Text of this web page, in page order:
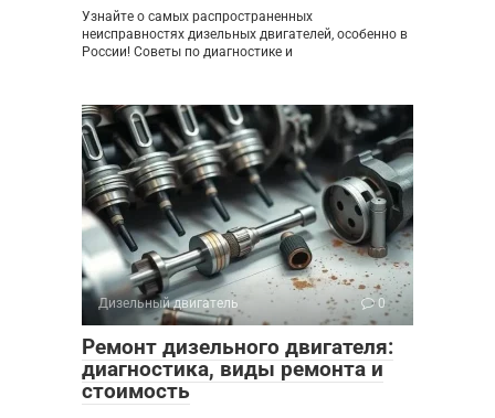
Узнайте о самых распространенных
неисправностях дизельных двигателей, особенно в
России! Советы по диагностике и
Дизельный двигатель 0
Ремонт дизельного двигателя:
диагностика, виды ремонта и
стоимость